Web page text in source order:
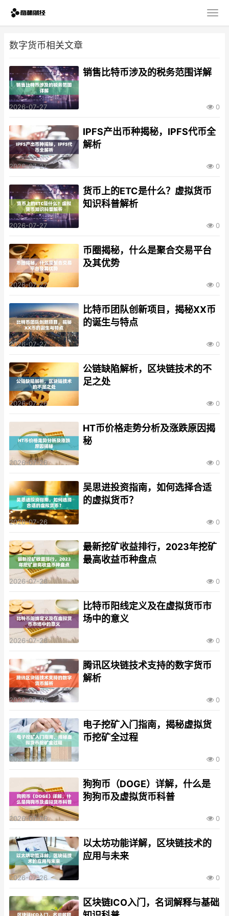
数字货币相关文章
销售比特币涉及的税务范围详解
2026-07-27 0
IPFS产出币种揭秘，IPFS代币全
解析
2026-07-27 0
货币上的ETC是什么？虚拟货币
知识科普解析
2026-07-27 0
币圈揭秘，什么是聚合交易平台
及其优势
2026-07-27 0
比特币团队创新项目，揭秘XX币
的诞生与特点
2026-07-27 0
公链缺陷解析，区块链技术的不
足之处
2026-07-26 0
HT币价格走势分析及涨跌原因揭
秘
2026-07-26 0
吴思进投资指南，如何选择合适
的虚拟货币？
2026-07-26 0
最新挖矿收益排行，2023年挖矿
最高收益币种盘点
2026-07-26 0
比特币阳线定义及在虚拟货币市
场中的意义
2026-07-26 0
腾讯区块链技术支持的数字货币
解析
2026-07-26 0
电子挖矿入门指南，揭秘虚拟货
币挖矿全过程
2026-07-26 0
狗狗币（DOGE）详解，什么是
狗狗币及虚拟货币科普
2026-07-26 0
以太坊功能详解，区块链技术的
应用与未来
2026-07-26 0
区块链ICO入门，名词解释与基础